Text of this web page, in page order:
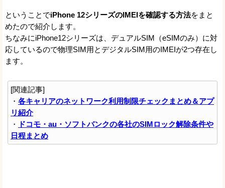
ということでiPhone 12シリーズのIMEIを確認する方法をまと
めたので紹介します。
ちなみにiPhone12シリーズは、デュアルSIM（eSIMのみ）に対
応しているので物理SIM用とデジタルSIM用のIMEIが2つ存在し
ます。
[関連記事]
・ 各キャリアのネットワーク利用制限チェックまとめ＆アプ
リ紹介
・
ドコモ・au・ソフトバンクの各社のSIMロック解除条件や
日程まとめ